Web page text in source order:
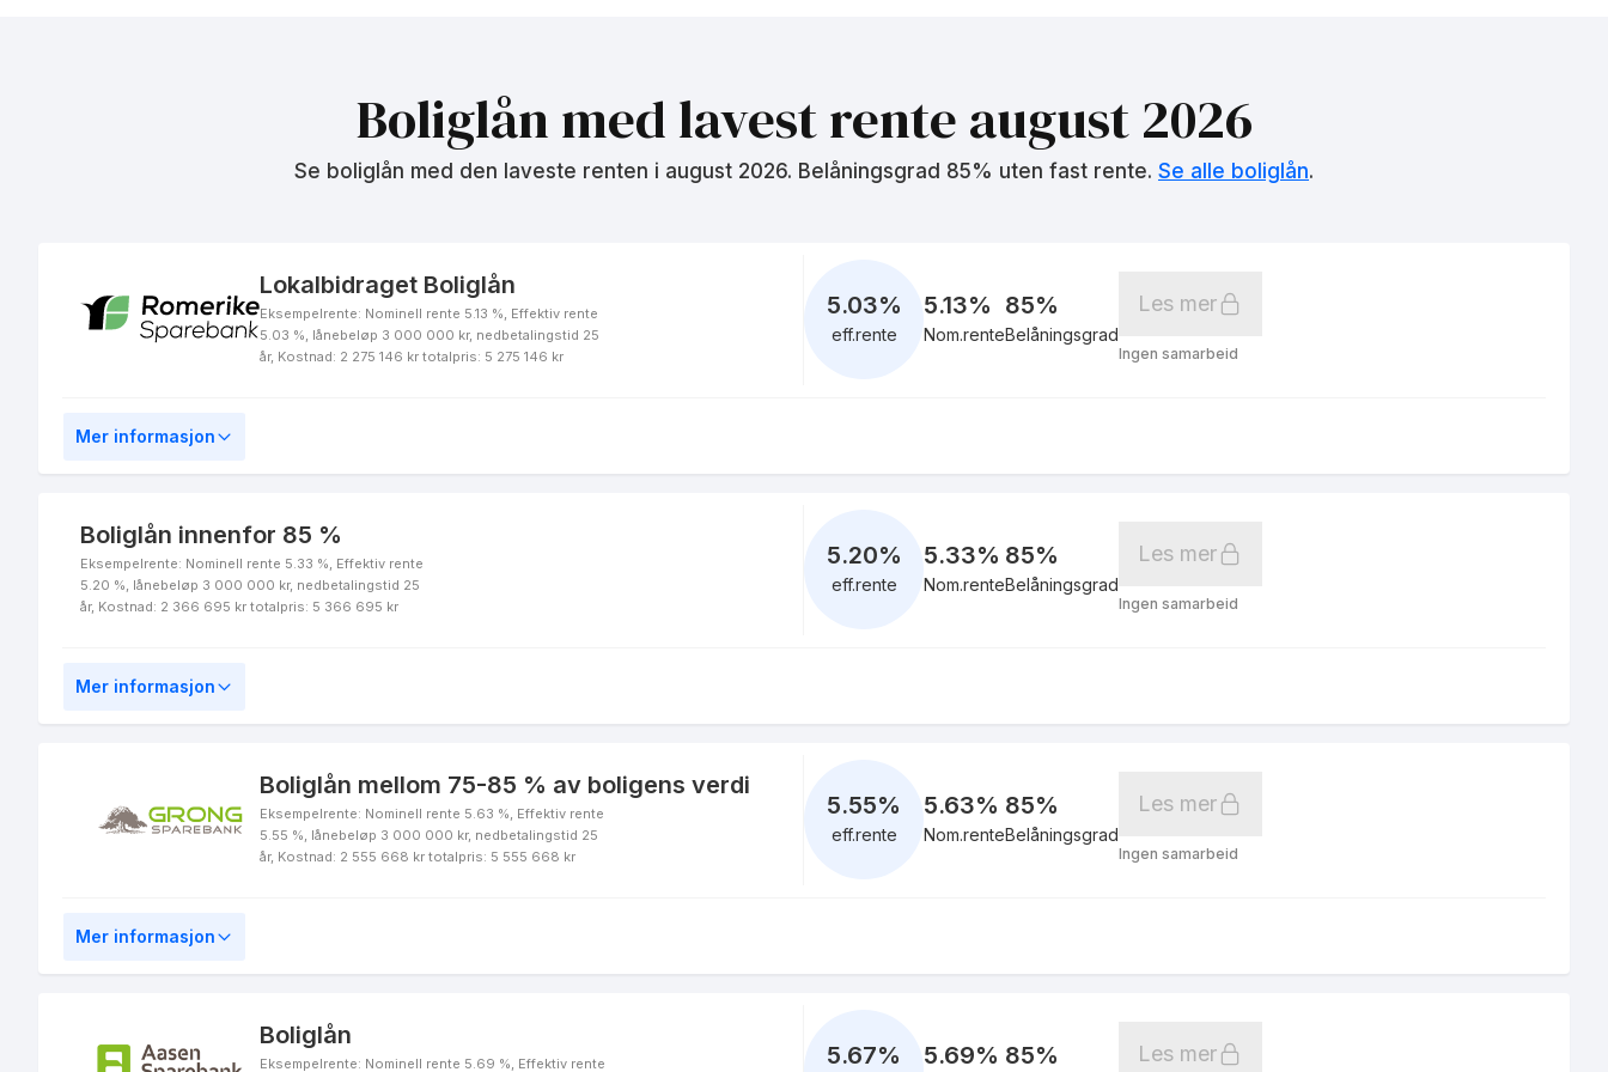
Boliglån med lavest renteaugust 2026
Se boliglån med den laveste renten i august 2026. Belåningsgrad 85% uten fast rente. Se alle boliglån.
Lokalbidraget Boliglån
Eksempelrente: Nominell rente 5.13 %, Effektiv rente
5.03 %, lånebeløp 3 000 000 kr, nedbetalingstid 25
år, Kostnad: 2 275 146 kr totalpris: 5 275 146 kr
5.03%
eff.rente
5.13%
Nom.rente
85%
Belåningsgrad
Les mer
Ingen samarbeid
Mer informasjon
Boliglån innenfor 85 %
Eksempelrente: Nominell rente 5.33 %, Effektiv rente
5.20 %, lånebeløp 3 000 000 kr, nedbetalingstid 25
år, Kostnad: 2 366 695 kr totalpris: 5 366 695 kr
5.20%
eff.rente
5.33%
Nom.rente
85%
Belåningsgrad
Les mer
Ingen samarbeid
Mer informasjon
Boliglån mellom 75-85 % av boligens verdi
Eksempelrente: Nominell rente 5.63 %, Effektiv rente
5.55 %, lånebeløp 3 000 000 kr, nedbetalingstid 25
år, Kostnad: 2 555 668 kr totalpris: 5 555 668 kr
5.55%
eff.rente
5.63%
Nom.rente
85%
Belåningsgrad
Les mer
Ingen samarbeid
Mer informasjon
Boliglån
Eksempelrente: Nominell rente 5.69 %, Effektiv rente 5.67% 5.69% 85% Les mer